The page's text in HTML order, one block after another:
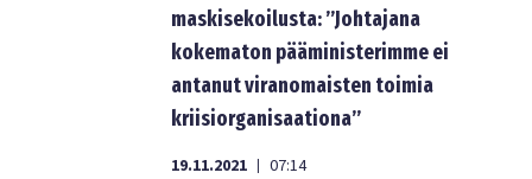
maskisekoilusta: ”Johtajana
kokematon pääministerimme ei
antanut viranomaisten toimia
kriisiorganisaationa”
19.11.2021 | 07:14